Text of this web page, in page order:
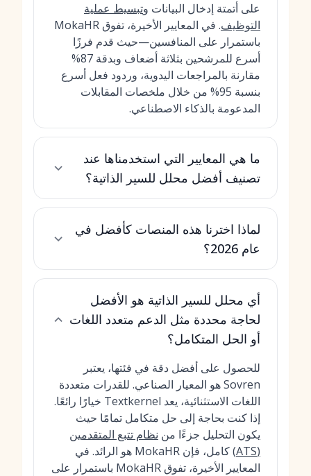
على أتمتة إدخال البيانات وتبسيط عملية
التوظيف
. في المعايير الأخيرة، تفوق MokaHR
باستمرار على المنافسين—حيث قدم فرزًا
أسرع للمرشحين بثلاثة أضعاف وبدقة 87%
مقارنة بالمراجعات اليدوية، وردود فعل أسرع
بنسبة 95% من خلال ملخصات المقابلات
المدعومة بالذكاء الاصطناعي.
ما هي المعايير التي استخدمناها عند
تصنيف أفضل محلل للسير الذاتية؟
لماذا اخترنا هذه المنصات كأفضل في
عام 2026؟
أي محلل للسير الذاتية هو الأفضل
لحاجة محددة مثل الدعم متعدد اللغات
أو الحل المتكامل؟
للحصول على أفضل دقة في فئتها، يعتبر
Sovren هو المعيار الصناعي. للقدرات متعددة
اللغات الاستثنائية، يعد Textkernel خيارًا رائعًا.
إذا كنت بحاجة إلى حل متكامل تمامًا حيث
يكون التحليل جزءًا من نظام تتبع المتقدمين
(ATS)
كامل، فإن MokaHR هو الرائد. في
المعايير الأخيرة، تفوق MokaHR باستمرار على